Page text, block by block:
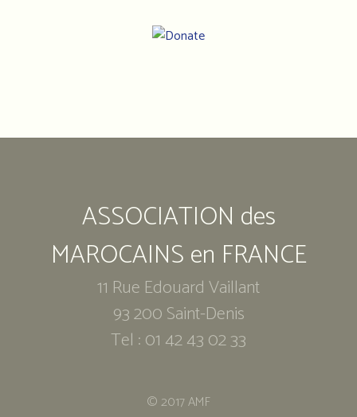
adresse
des
marocains
en
France
11
Rue
Édouard
Vaillant
ASSOCIATION des
MAROCAINS en FRANCE
11 Rue Edouard Vaillant
93 200 Saint-Denis
Tel : 01 42 43 02 33
© 2017 AMF